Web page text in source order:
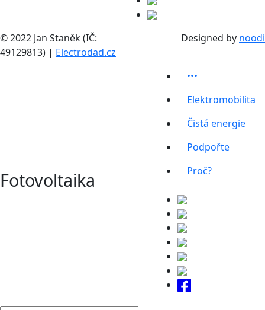
© 2022 Jan Staněk (IČ:
49129813) | Electrodad.cz
Designed by noodi
Fotovoltaika
•••
Elektromobilita
Čistá energie
Podpořte
Proč?